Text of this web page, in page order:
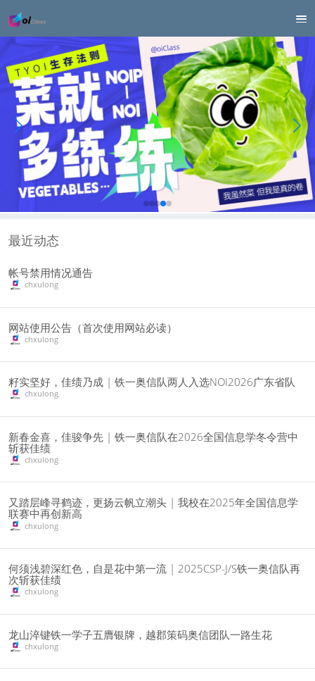
最近动态
帐号禁用情况通告
chxulong
网站使用公告（首次使用网站必读）
chxulong
籽实坚好，佳绩乃成 | 铁一奥信队两人入选NOI2026广东省队
chxulong
新春金喜，佳骏争先 | 铁一奥信队在2026全国信息学冬令营中
斩获佳绩
chxulong
又踏层峰寻鹤迹，更扬云帆立潮头 | 我校在2025年全国信息学
联赛中再创新高
chxulong
何须浅碧深红色，自是花中第一流 | 2025CSP-J/S铁一奥信队再
次斩获佳绩
chxulong
龙山淬键铁一学子五膺银牌，越郡策码奥信团队一路生花
chxulong